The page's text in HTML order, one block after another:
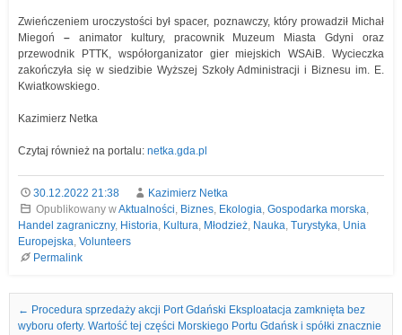
Zwieńczeniem uroczystości był spacer, poznawczy, który prowadził Michał
Miegoń –animator kultury, pracownik Muzeum Miasta Gdyni oraz
przewodnik PTTK, współorganizator gier miejskich WSAiB. Wycieczka
zakończyła się w siedzibie Wyższej Szkoły Administracji i Biznesu im. E.
Kwiatkowskiego.
Kazimierz Netka
Czytaj również na portalu: netka.gda.pl
30.12.2022 21:38
Kazimierz Netka
Opublikowany wAktualności, Biznes, Ekologia, Gospodarka morska,
Handel zagraniczny, Historia, Kultura, Młodzież, Nauka, Turystyka, Unia
Europejska, Volunteers
Permalink
Nawigacja we wpisach
← Procedura sprzedaży akcji Port Gdański Eksploatacja zamknięta bez
wyboru oferty. Wartość tej części Morskiego Portu Gdańsk i spółki znacznie